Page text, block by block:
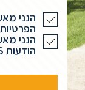
הנני
הנני
הודעות SMS